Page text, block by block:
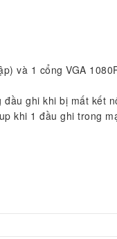
và 1 cổng VGA
ghi khi bị mất kết
khi 1 đầu ghi trong